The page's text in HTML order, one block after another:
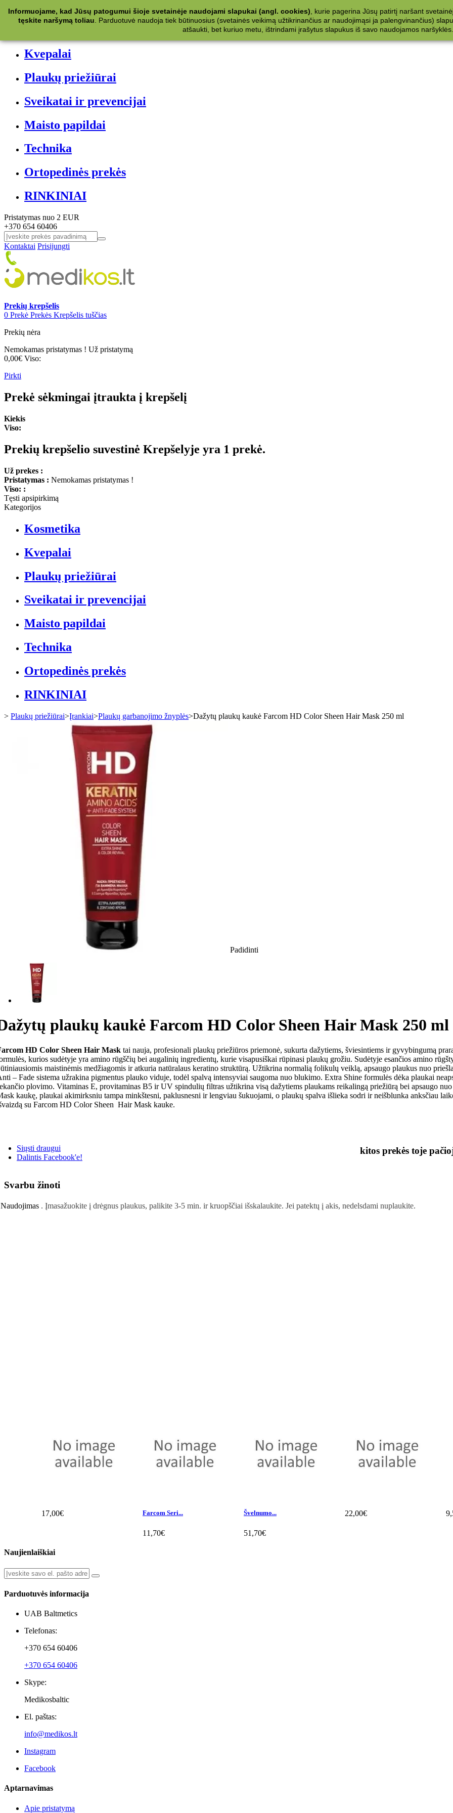
Kategorijos
Kvepalai
Plaukų priežiūrai
Sveikatai ir prevencijai
Maisto papildai
Technika
Ortopedinės prekės
RINKINIAI
Pristatymas nuo 2 EUR
+370 654 60406
Kontaktai Prisijungti
Prekių krepšelis
0 Prekė Prekės Krepšelis tuščias
Prekių nėra
Nemokamas pristatymas ! Už pristatymą
0,00€ Viso:
Pirkti
Prekė sėkmingai įtraukta į krepšelį
Kiekis
Viso:
Prekių krepšelio suvestinė Krepšelyje yra 1 prekė.
Už prekes :
Pristatymas : Nemokamas pristatymas !
Viso: :
Tęsti apsipirkimą
Kategorijos
Kosmetika
Kvepalai
Plaukų priežiūrai
Sveikatai ir prevencijai
Maisto papildai
Technika
Ortopedinės prekės
RINKINIAI
> Plaukų priežiūrai>Įrankiai>Plaukų garbanojimo žnyplės>Dažytų plaukų kaukė Farcom HD Color Sheen Hair Mask 250 ml
Padidinti
plaukų kaukė Farcom HD Color Sheen Hair Mask 250 ml
HD Color Sheen Hair Mask tai nauja, profesionali plaukų priežiūros priemonė, sukurta dažytiems, šviesintiems ir gyvybingumą
kurios sudėtyje yra amino rūgščių bei augalinių ingredientų, kurie visapusiškai rūpinasi plaukų grožiu. Sudėtyje esančios amino
maistinėmis medžiagomis ir atkuria natūralaus keratino struktūrą. Užtikrina normalią folikulų veiklą, apsaugo plaukus nuo
– Fade sistema užrakina pigmentus plauko viduje, todėl spalvą intensyviai saugoma nuo blukimo. Extra Shine formulės dėka plaukai
plovimo. Vitaminas E, provitaminas B5 ir UV spindulių filtras užtikrina visą dažytiems plaukams reikalingą priežiūrą bei apsaugo
kaukę, plaukai akimirksniu tampa minkštesni, paklusnesni ir lengviau šukuojami, o plaukų spalva išlieka sodri ir neišblunka anksčiau
su Farcom HD Color Sheen Hair Mask kauke.
Siųsti draugui
Dalintis Facebook'e!
Svarbu žinoti
Naudojimas . Įmasažuokite į drėgnus plaukus, palikite 3-5 min. ir kruopščiai išskalaukite. Jei patektų į akis, nedelsdami nuplaukite.
kitos prekės toje
17,00€ Farcom Seri...
11,70€
Švelnumo...
51,70€
22,00€
Informuojame, kad Jūsų patogumui šioje svetainėje naudojami slapukai (angl. cookies) , kurie pagerina Jūsų patirtį naršant
tęskite naršymą toliau
Parduotuvė naudoja tiek būtinuosius (svetainės veikimą užtikrinančius ar naudojimąsi ja palengvinančius)
atšaukti, bet kuriuo metu, ištrindami įrašytus slapukus iš savo naudojamos naršyklės.